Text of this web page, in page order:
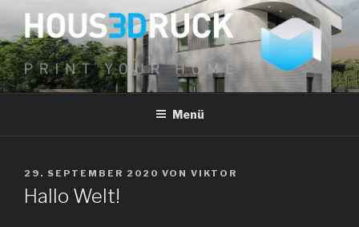
Inhalt
springen
HOUS3DRUCK UG
PRINT YOUR HOME
Menü
VERÖFFENTLICHT
AM
29. SEPTEMBER 2020 VON VIKTOR
Hallo Welt!